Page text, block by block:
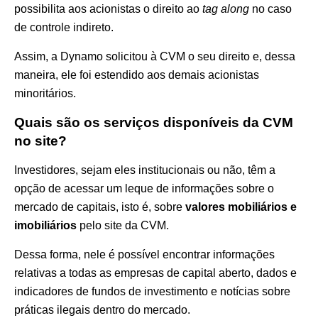
possibilita aos acionistas o direito ao tag along no caso
de controle indireto.
Assim, a Dynamo solicitou à CVM o seu direito e, dessa
maneira, ele foi estendido aos demais acionistas
minoritários.
Quais são os serviços disponíveis da CVM
no site?
Investidores, sejam eles institucionais ou não, têm a
opção de acessar um leque de informações sobre o
mercado de capitais, isto é, sobre valores mobiliários e
imobiliários pelo site da CVM.
Dessa forma, nele é possível encontrar informações
relativas a todas as empresas de capital aberto, dados e
indicadores de fundos de investimento e notícias sobre
práticas ilegais dentro do mercado.